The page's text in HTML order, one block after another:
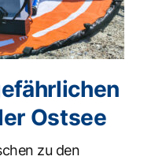
Ostsee
zu den